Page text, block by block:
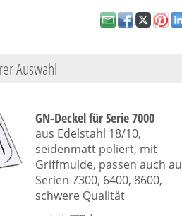
Auswahl
GN-Deckel für Serie 7000
aus Edelstahl 18/10,
seidenmatt poliert, mit
Griffmulde, passen auch
Serien 7300, 6400, 8600,
schwere Qualität